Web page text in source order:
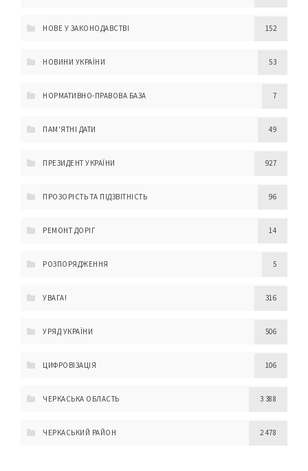
НОВЕ У ЗАКОНОДАВСТВІ 152
НОВИНИ УКРАЇНИ 53
НОРМАТИВНО-ПРАВОВА БАЗА 7
ПАМ'ЯТНІ ДАТИ 49
ПРЕЗИДЕНТ УКРАЇНИ 927
ПРОЗОРІСТЬ ТА ПІДЗВІТНІСТЬ 96
РЕМОНТ ДОРІГ 14
РОЗПОРЯДЖЕННЯ 5
УВАГА! 316
УРЯД УКРАЇНИ 506
ЦИФРОВІЗАЦІЯ 106
ЧЕРКАСЬКА ОБЛАСТЬ 3 388
ЧЕРКАСЬКИЙ РАЙОН 2 478